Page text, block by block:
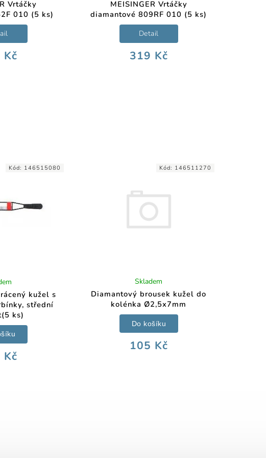
Vrtáčky
010 (5 ks)
MEISINGER Vrtáčky
diamantové 809RF 010 (5 ks)
319 Kč
Detail
kužel s
střední
ks)
Kč
Kód: 146515080
Diamantový brousek kužel do
kolénka Ø2,5x7mm
Skladem
105 Kč
Do košíku
Kód: 146511270